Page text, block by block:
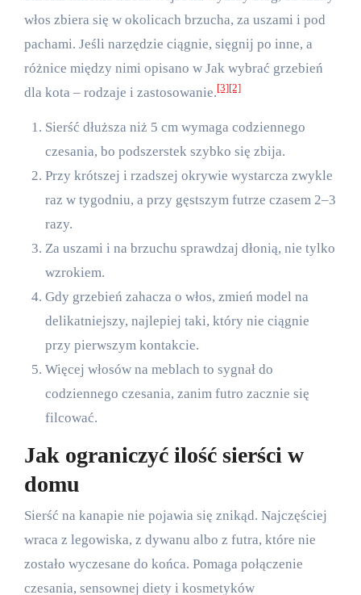
włos zbiera się w okolicach brzucha, za uszami i pod
pachami. Jeśli narzędzie ciągnie, sięgnij po inne, a
różnice między nimi opisano w Jak wybrać grzebień
dla kota – rodzaje i zastosowanie. [3] [2]
Sierść dłuższa niż 5 cm wymaga codziennego
czesania, bo podszerstek szybko się zbija.
Przy krótszej i rzadszej okrywie wystarcza zwykle
raz w tygodniu, a przy gęstszym futrze czasem 2–3
razy.
Za uszami i na brzuchu sprawdzaj dłonią, nie tylko
wzrokiem.
Gdy grzebień zahacza o włos, zmień model na
delikatniejszy, najlepiej taki, który nie ciągnie
przy pierwszym kontakcie.
Więcej włosów na meblach to sygnał do
codziennego czesania, zanim futro zacznie się
filcować.
Jak ograniczyć ilość sierści w
domu
Sierść na kanapie nie pojawia się znikąd. Najczęściej
wraca z legowiska, z dywanu albo z futra, które nie
zostało wyczesane do końca. Pomaga połączenie
czesania, sensownej diety i kosmetyków